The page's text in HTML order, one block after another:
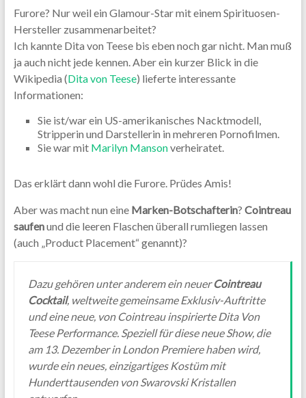
Furore? Nur weil ein Glamour-Star mit einem Spirituosen-
Hersteller zusammenarbeitet?
Ich kannte Dita von Teese bis eben noch gar nicht. Man muß
ja auch nicht jede kennen. Aber ein kurzer Blick in die
Wikipedia (Dita von Teese) lieferte interessante
Informationen:
Sie ist/war ein US-amerikanisches Nacktmodell,
Stripperin und Darstellerin in mehreren Pornofilmen.
Sie war mit Marilyn Mansonverheiratet.
Das erklärt dann wohl die Furore. Prüdes Amis!
Aber was macht nun eine Marken-Botschafterin? Cointreau
saufenund die leeren Flaschen überall rumliegen lassen
(auch „Product Placement“ genannt)?
Dazu gehören unter anderem ein neuerCointreau
Cocktail, weltweite gemeinsame Exklusiv-Auftritte
und eine neue, von Cointreau inspirierte Dita Von
Teese Performance. Speziell für diese neue Show, die
am 13. Dezember in London Premiere haben wird,
wurde ein neues, einzigartiges Kostüm mit
Hunderttausenden von Swarovski Kristallen